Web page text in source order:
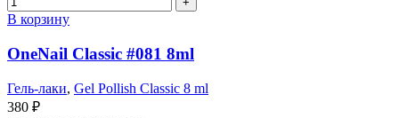
В корзину
OneNail Classic #081 8ml
Гель-лаки, Gel Pollish Classic 8 ml
380 ₽